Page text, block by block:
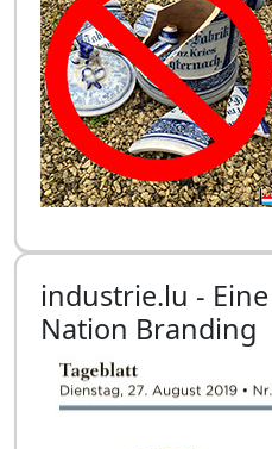
industrie.lu -
Nation Branding